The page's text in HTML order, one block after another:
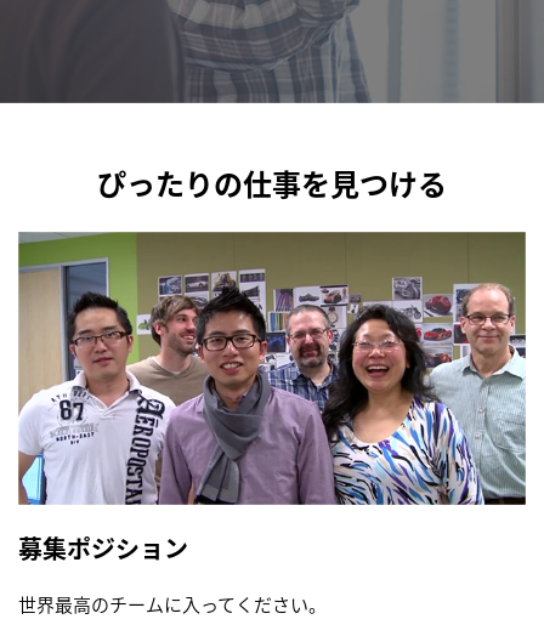
ぴったりの仕事を見つける
募集ポジション
世界最高のチームに入ってください。